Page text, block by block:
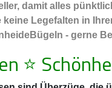
damit alles
Legefalten in
- gerne
⭐